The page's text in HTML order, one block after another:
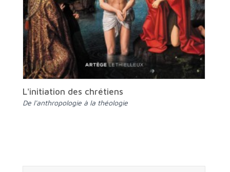
L'initiation des chrétiens
De l'anthropologie à la théologie